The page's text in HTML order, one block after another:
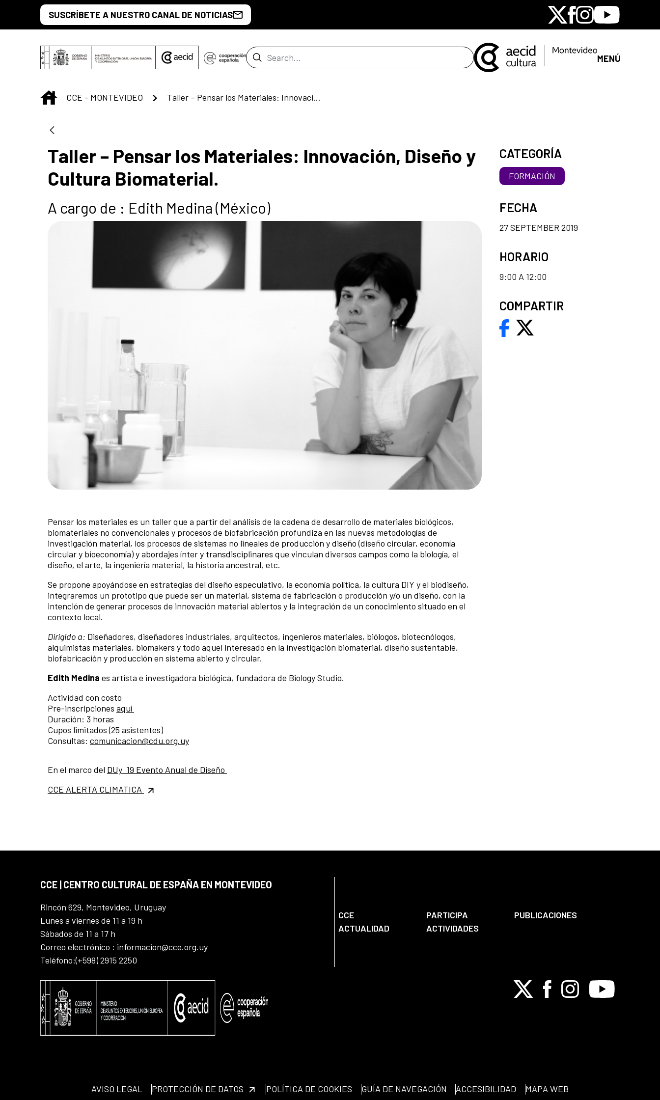
Skip to Main ContentSUSCRÍBETE A NUESTRO CANAL DE NOTICIAS X Facebook
Instagram
Youtube
Search Bar MENÚ
INICIO
CCE - MONTEVIDEO Taller – Pensar los Materiales: Innovación, Diseño y Cultura Biomaterial.
Taller – Pensar los Materiales: Innovación, Diseño y
Cultura Biomaterial.
A cargo de : Edith Medina (México)
Pensar los materiales es un taller que a partir del análisis de la cadena de desarrollo de materiales biológicos,
biomateriales no convencionales y procesos de biofabricación profundiza en las nuevas metodologías de
investigación material, los procesos de sistemas no lineales de producción y diseño (diseño circular, economía
circular y bioeconomía) y abordajes ínter y transdisciplinares que vinculan diversos campos como la biología, el
diseño, el arte, la ingeniería material, la historia ancestral, etc.
Se propone apoyándose en estrategias del diseño especulativo, la economía política, la cultura DIY y el biodiseño,
integraremos un prototipo que puede ser un material, sistema de fabricación o producción y/o un diseño, con la
intención de generar procesos de innovación material abiertos y la integración de un conocimiento situado en el
contexto local.
Dirigido a: Diseñadores, diseñadores industriales, arquitectos, ingenieros materiales, biólogos, biotecnólogos,
alquimistas materiales, biomakers y todo aquel interesado en la investigación biomaterial, diseño sustentable,
biofabricación y producción en sistema abierto y circular.
Edith Medina es artista e investigadora biológica, fundadora de Biology Studio.
Actividad con costo
Pre-inscripciones aquí
Duración: 3 horas
Cupos limitados (25 asistentes)
Consultas: comunicacion@cdu.org.uy
En el marco del DUy 19 Evento Anual de Diseño
CCE ALERTA CLIMATICA
CATEGORÍA
FORMACIÓN
FECHA
27 SEPTEMBER 2019
HORARIO
9:00 A 12:00
COMPARTIR
CCE | CENTRO CULTURAL DE ESPAÑA EN MONTEVIDEO
Rincón 629, Montevideo, Uruguay
Lunes a viernes de 11 a 19 h
Sábados de 11 a 17 h
Correo electrónico : informacion@cce.org.uy
Teléfono:(+598) 2915 2250
CCE PARTICIPA
PUBLICACIONES
ACTUALIDAD
ACTIVIDADES
X FacebookInstagramYoutube
AVISO LEGAL PROTECCIÓN DE DATOS POLÍTICA DE COOKIES GUÍA DE NAVEGACIÓN ACCESIBILIDAD MAPA WEB